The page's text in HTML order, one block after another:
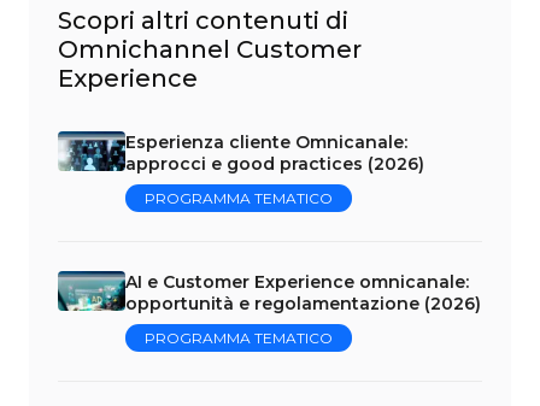
Scopri altri contenuti di
Omnichannel Customer
Experience
Esperienza cliente Omnicanale:
approcci e good practices (2026)
PROGRAMMA TEMATICO
AI e Customer Experience omnicanale:
opportunità e regolamentazione (2026)
PROGRAMMA TEMATICO